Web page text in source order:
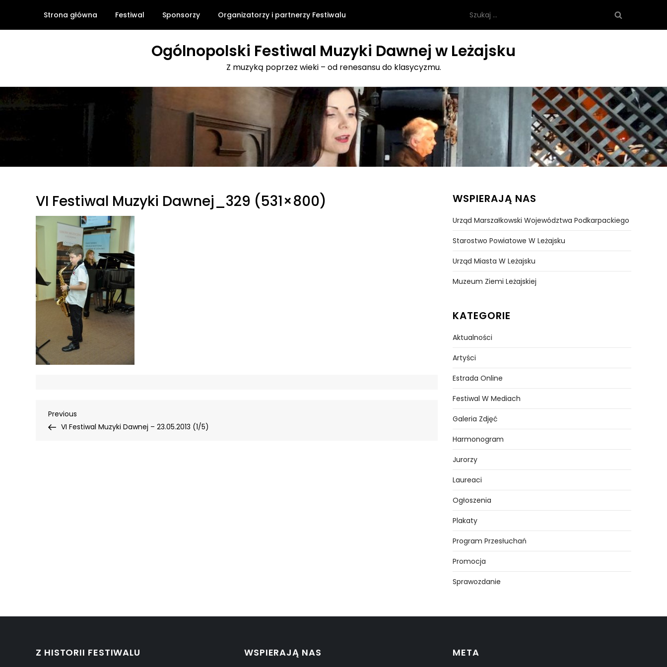
content
Strona główna Festiwal Sponsorzy Organizatorzy i partnerzy Festiwalu
Ogólnopolski Festiwal Muzyki Dawnej w Leżajsku
Z muzyką poprzez wieki – od renesansu do klasycyzmu.
VI Festiwal Muzyki Dawnej_329 (531×800)
Nawigacja
Previous
Post
Previous
VI Festiwal Muzyki Dawnej – 23.05.2013 (1/5)
WSPIERAJĄ NAS
Urząd Marszałkowski Województwa Podkarpackiego
Starostwo Powiatowe W Leżajsku
Urząd Miasta W Leżajsku
Muzeum Ziemi Leżajskiej
KATEGORIE
Aktualności
Artyści
Estrada Online
Festiwal W Mediach
Galeria Zdjęć
Harmonogram
Jurorzy
Laureaci
Ogłoszenia
Plakaty
Program Przesłuchań
Promocja
Sprawozdanie
Z HISTORII FESTIWALU WSPIERAJĄ NAS META